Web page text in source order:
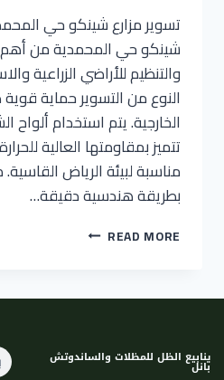
تسوير مزارع شينكو حي
شينكو حي المحمدية من أهم
والتنظيم للأراضي الزراعية
النوع من التسوير حماية
الخارجية. يتم استخدام ألواح
تتميز بمقاومتها العالية
مناسبة لبيئة الرياض
بطريقة هندسية دقيقة…
READ MORE
ينابيع الظل للمظلات والساندوتش
بانل